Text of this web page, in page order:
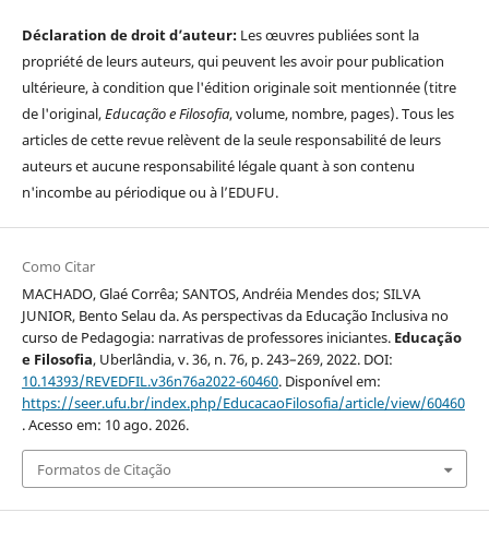
Déclaration de droit d’auteur: Les œuvres publiées sont la
propriété de leurs auteurs, qui peuvent les avoir pour publication
ultérieure, à condition que l'édition originale soit mentionnée (titre
de l'original,Educação e Filosofia, volume, nombre, pages). Tous les
articles de cette revue relèvent de la seule responsabilité de leurs
auteurs et aucune responsabilité légale quant à son contenu
n'incombe au périodique ou à l’EDUFU.
Como Citar
MACHADO, Glaé Corrêa; SANTOS, Andréia Mendes dos; SILVA
JUNIOR, Bento Selau da. As perspectivas da Educação Inclusiva no
curso de Pedagogia: narrativas de professores iniciantes. Educação
e Filosofia, Uberlândia, v. 36, n. 76, p. 243–269, 2022. DOI:
10.14393/REVEDFIL.v36n76a2022-60460. Disponível em:
https://seer.ufu.br/index.php/EducacaoFilosofia/article/view/60460
. Acesso em: 10 ago. 2026.
Formatos de Citação